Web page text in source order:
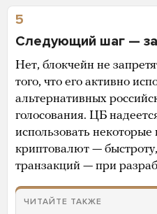
5
Следующий шаг —
Нет, блокчейн не
того, что его активно
альтернативных
голосования. ЦБ
использовать
криптовалют —
транзакций — при
ЧИТАЙТЕ ТАКЖЕ